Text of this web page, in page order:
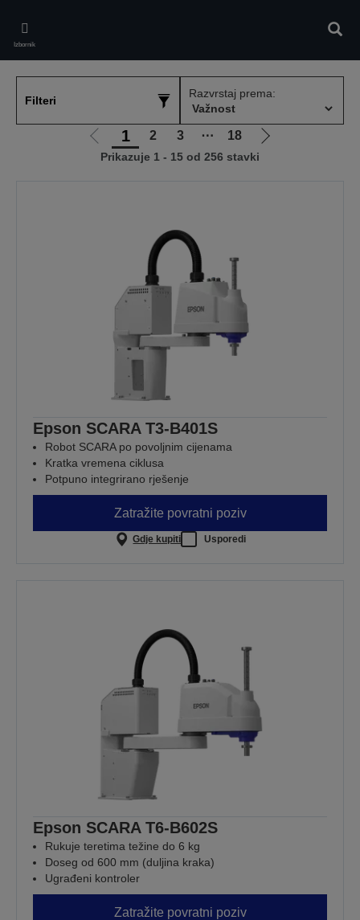
main
content
Izbornik
Filteri
Razvrstaj prema:
Idi
na
1 2 3 ⋯ 18
Idi
Prikazuje 1 - 15 od 256 stavki
Epson SCARA T3-B401S
Robot SCARA po povoljnim cijenama
Kratka vremena ciklusa
Potpuno integrirano rješenje
Zatražite povratni poziv
Gdje kupiti Usporedi
Epson SCARA T6-B602S
Rukuje teretima težine do 6 kg
Doseg od 600 mm (duljina kraka)
Ugrađeni kontroler
Zatražite povratni poziv